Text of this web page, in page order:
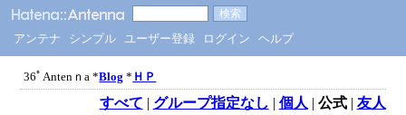
アンテナ シンプル ユーザー登録 ログイン ヘルプ
36ﾟAntenｎa *Blog * ＨＰ
すべて | グループ指定なし | 個人 | 公式| 友人